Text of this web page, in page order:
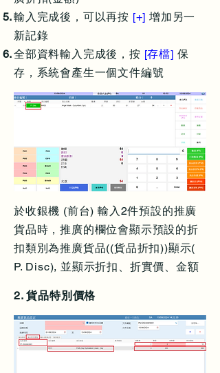
輸入完成後，可以再按 [+]增加另一
新記錄
全部資料輸入完成後，按 [存檔] 保
存，系統會產生一個文件編號
於收銀機 (前台) 輸入2件預設的推廣
貨品時，推廣的欄位會顯示預設的折
扣類別為推廣貨品((貨品折扣))顯示(
P. Disc), 並顯示折扣、折實價、金額
2. 貨品特別價格